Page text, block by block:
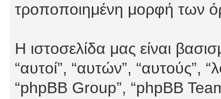
τροποποιημένη μορφή των
Η ιστοσελίδα μας είναι
“αυτοί”, “αυτών”, “αυτούς”,
“phpBB Group”, “phpBB